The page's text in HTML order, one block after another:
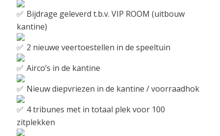
Bijdrage geleverd t.b.v. VIP ROOM (uitbouw
kantine)
2 nieuwe veertoestellen in de speeltuin
Airco’s in de kantine
Nieuw diepvriezen in de kantine / voorraadhok
4 tribunes met in totaal plek voor 100
zitplekken